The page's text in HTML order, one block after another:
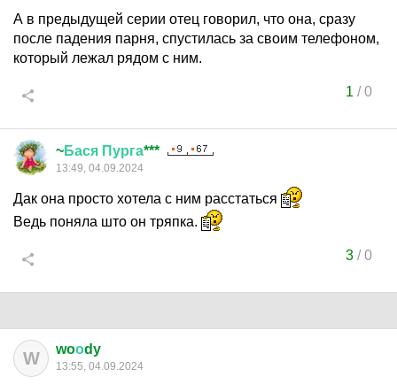
А в предыдущей серии отец говорил, что она, сразу
после падения парня, спустилась за своим телефоном,
который лежал рядом с ним.
1 /0
~Бася Пурга***
13:49, 04.09.2024
Дак она просто хотела с ним расстаться
Ведь поняла што он тряпка.
3/0
W woоdy
13:55, 04.09.2024